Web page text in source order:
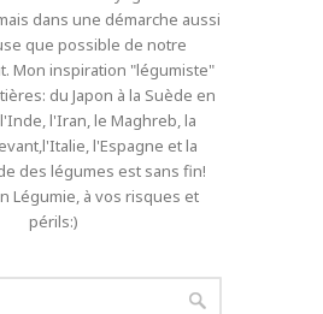
dans une démarche aussi
que possible de notre
Mon inspiration "légumiste"
du Japon à la Suède en
l'Iran, le Maghreb, la
l'Espagne et la
des légumes est sans fin!
Légumie, à vos risques et
périls:)